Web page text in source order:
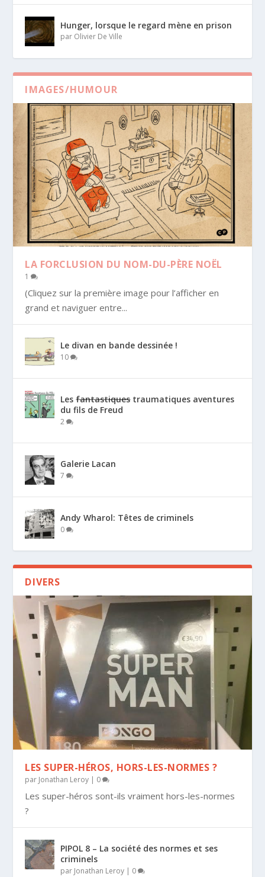
Hunger, lorsque le regard mène en prison
par Olivier De Ville
IMAGES/HUMOUR
LA FORCLUSION DU NOM-DU-PÈRE NOËL
1
(Cliquez sur la première image pour l’afficher en
grand et naviguer entre...
Le divan en bande dessinée !
10
Lesfantastiquestraumatiques aventures
du fils de Freud
2
Galerie Lacan
7
Andy Wharol: Têtes de criminels
0
DIVERS
LES SUPER-HÉROS, HORS-LES-NORMES ?
par Jonathan Leroy | 0
Les super-héros sont-ils vraiment hors-les-normes
?
PIPOL 8 – La société des normes et ses
criminels
par Jonathan Leroy | 0